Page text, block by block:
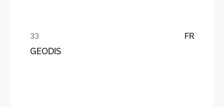
FR
GEODIS